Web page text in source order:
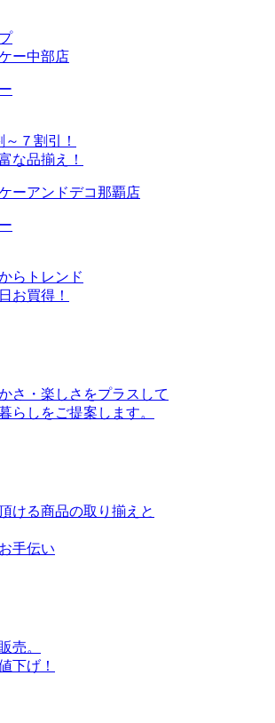
７割引！
な品揃え！
らトレンド
お買得！
さ・楽しさをプラスして
らしをご提案します。
ける商品の取り揃えと
手伝い
売。
下げ！